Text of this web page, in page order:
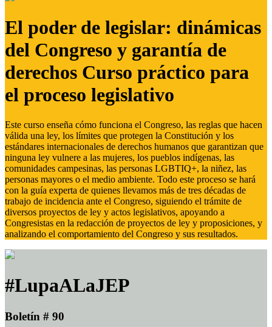
El poder de legislar: dinámicas
del Congreso y garantía de
derechos Curso práctico para
el proceso legislativo
Este curso enseña cómo funciona el Congreso, las reglas que hacen
válida una ley, los límites que protegen la Constitución y los
estándares internacionales de derechos humanos que garantizan que
ninguna ley vulnere a las mujeres, los pueblos indígenas, las
comunidades campesinas, las personas LGBTIQ+, la niñez, las
personas mayores o el medio ambiente. Todo este proceso se hará
con la guía experta de quienes llevamos más de tres décadas de
trabajo de incidencia ante el Congreso, siguiendo el trámite de
diversos proyectos de ley y actos legislativos, apoyando a
Congresistas en la redacción de proyectos de ley y proposiciones, y
analizando el comportamiento del Congreso y sus resultados.
#LupaALaJEP
Boletín # 90